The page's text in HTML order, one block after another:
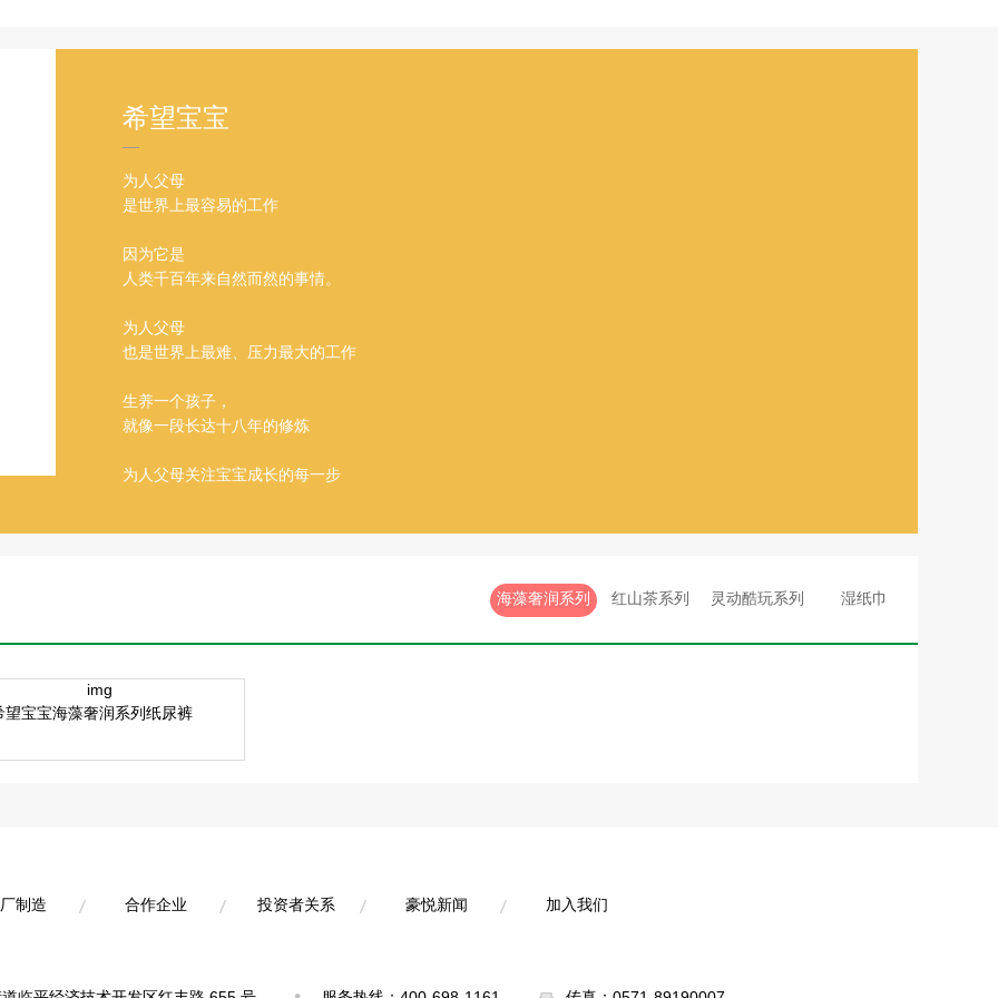
希望宝宝
为人父母
是世界上最容易的工作
因为它是
人类千百年来自然而然的事情。
为人父母
也是世界上最难、压力最大的工作
生养一个孩子，
就像一段长达十八年的修炼
为人父母关注宝宝成长的每一步
海藻奢润系列 红山茶系列 灵动酷玩系列 湿纸巾
望宝宝海藻奢润系列纸尿裤
制造
合作企业
投资者关系
豪悦新闻
加入我们